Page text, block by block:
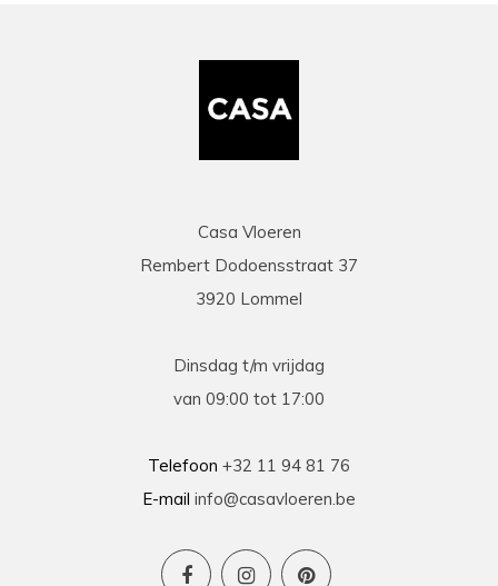
Casa Vloeren
Rembert Dodoensstraat 37
3920 Lommel
Dinsdag t/m vrijdag
van 09:00 tot 17:00
Telefoon +32 11 94 81 76
E-mail info@casavloeren.be